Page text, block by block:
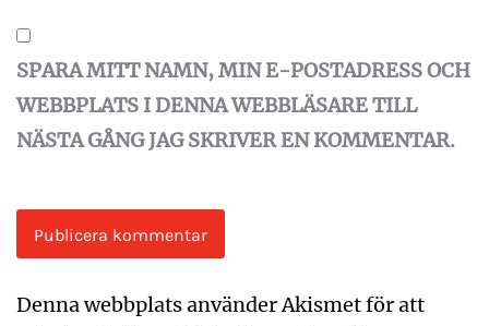
SPARA MITT NAMN, MIN E-POSTADRESS OCH
WEBBPLATS I DENNA WEBBLÄSARE TILL
NÄSTA GÅNG JAG SKRIVER EN KOMMENTAR.
Denna webbplats använder Akismet för att